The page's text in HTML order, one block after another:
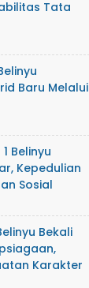
Tata
Baru Melalui
Belinyu
Kepedulian
Sosial
Bekali
Karakter